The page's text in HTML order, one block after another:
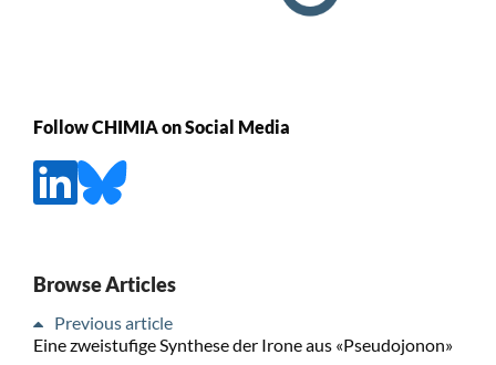
Follow CHIMIA on Social Media
Browse Articles
Previous article
Eine zweistufige Synthese der Irone aus «Pseudojonon»